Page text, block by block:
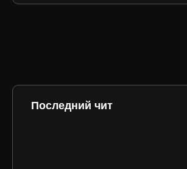
Последний чит